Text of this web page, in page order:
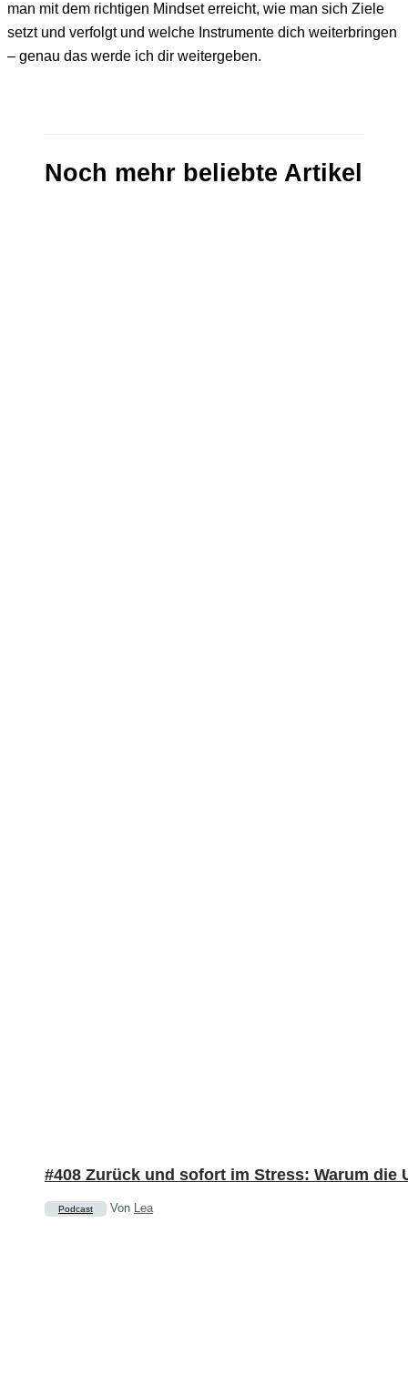
man mit dem richtigen Mindset erreicht, wie man sich Ziele
setzt und verfolgt und welche Instrumente dich weiterbringen
– genau das werde ich dir weitergeben.
Noch mehr beliebte Artikel
#408 Zurück und sofort im Stress: Warum
Podcast Von Lea